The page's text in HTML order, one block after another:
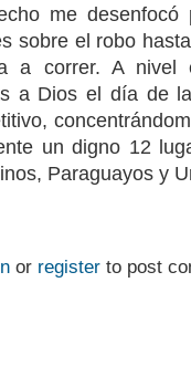
me desenfocó
sobre el robo
a correr. A nivel
a Dios el día de
un digno 12
Paraguayos y
or register to post